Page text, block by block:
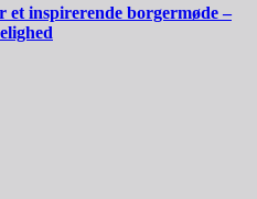
inspirerende borgermøde –